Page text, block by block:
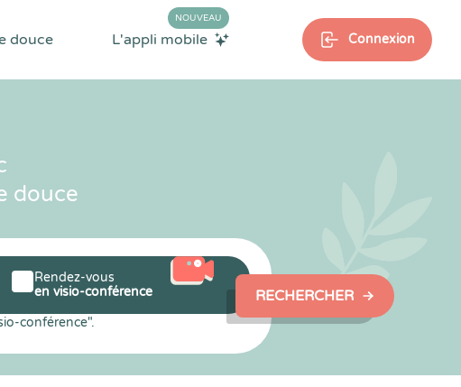
douce L'appli mobile
NOUVEAU
Connexion
douce
conférence".
Rendez-vous
en visio-conférence
RECHERCHER